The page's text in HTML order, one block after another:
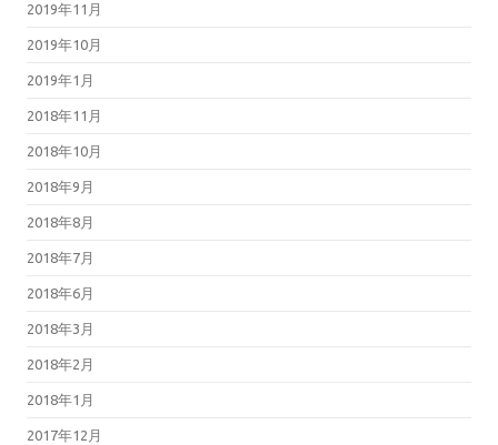
2019年11月
2019年10月
2019年1月
2018年11月
2018年10月
2018年9月
2018年8月
2018年7月
2018年6月
2018年3月
2018年2月
2018年1月
2017年12月